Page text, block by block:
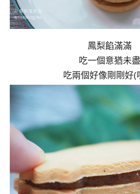
鳳梨餡滿滿
吃一個意猶未盡
吃兩個好像剛剛好(